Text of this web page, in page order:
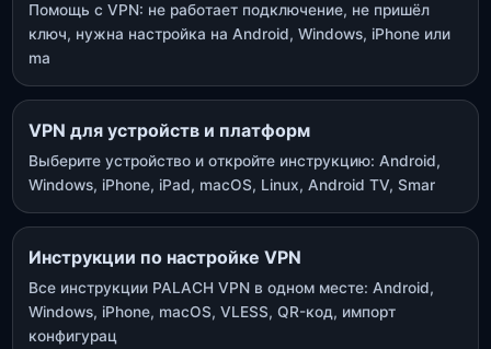
Помощь с VPN: не работает подключение, не пришёл
ключ, нужна настройка на Android, Windows, iPhone или
ma
VPN для устройств и платформ
Выберите устройство и откройте инструкцию: Android,
Windows, iPhone, iPad, macOS, Linux, Android TV, Smar
Инструкции по настройке VPN
Все инструкции PALACH VPN в одном месте: Android,
Windows, iPhone, macOS, VLESS, QR-код, импорт
конфигурац